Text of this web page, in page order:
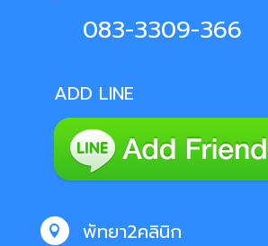
083-3309-366
ADD LINE
 พัทยา2คลินิก